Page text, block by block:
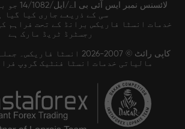
لائسنس
سی کے ذریعے جاری کیا گیا
خدمات انسٹا فاریکس برانڈ کے تحت فراہم
رجسٹرڈ ٹریڈ مارک ہے
کاپی رائٹ © 2007-2026 انسٹا
مالیاتی خدمات انسٹا فنٹیک گروپ